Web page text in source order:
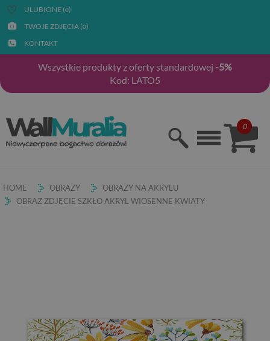
ULUBIONE (0)
TWOJE ZDJĘCIA (0)
KONTAKT
Wszystkie produkty z oferty standardowej -5%
Kod: LATO5
0
HOME OBRAZY
OBRAZY NA AKRYLU
OBRAZ ZDJĘCIE SZKŁO AKRYL WIOSENNE KWIATY